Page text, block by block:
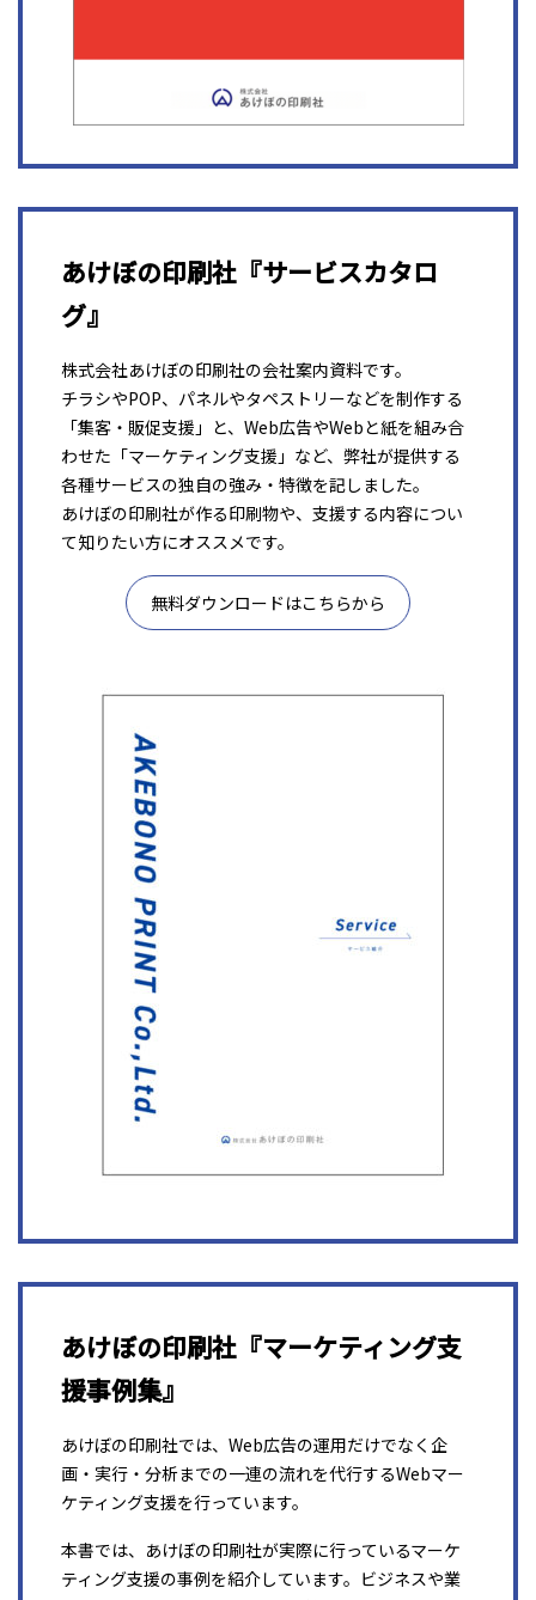
あけぼの印刷社『サービスカタロ
グ』
株式会社あけぼの印刷社の会社案内資料です。
チラシやPOP、パネルやタペストリーなどを制作する
「集客・販促支援」と、Web広告やWebと紙を組み合
わせた「マーケティング支援」など、弊社が提供する
各種サービスの独自の強み・特徴を記しました。
あけぼの印刷社が作る印刷物や、支援する内容につい
て知りたい方にオススメです。
無料ダウンロードはこちらから
あけぼの印刷社『マーケティング支
援事例集』
あけぼの印刷社では、Web広告の運用だけでなく企
画・実行・分析までの一連の流れを代行するWebマー
ケティング支援を行っています。
本書では、あけぼの印刷社が実際に行っているマーケ
ティング支援の事例を紹介しています。ビジネスや業